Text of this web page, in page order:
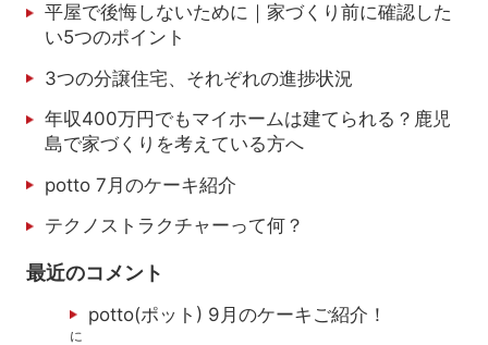
平屋で後悔しないために｜家づくり前に確認した
い5つのポイント
3つの分譲住宅、それぞれの進捗状況
年収400万円でもマイホームは建てられる？鹿児
島で家づくりを考えている方へ
potto 7月のケーキ紹介
テクノストラクチャーって何？
最近のコメント
potto(ポット) 9月のケーキご紹介！
に